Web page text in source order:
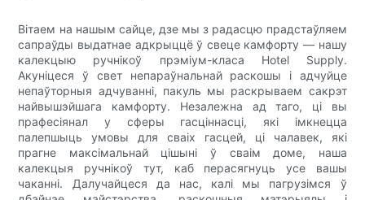
Вітаем на нашым сайце, дзе мы з радасцю прадстаўляем
сапраўды выдатнае адкрыццё ў свеце камфорту — нашу
калекцыю ручнікоў прэміум-класа Hotel Supply.
Акуніцеся ў свет непараўнальнай раскошы і адчуйце
непаўторныя адчуванні, пакуль мы раскрываем сакрэт
найвышэйшага камфорту. Незалежна ад таго, ці вы
прафесіянал у сферы гасціннасці, які імкнецца
палепшыць умовы для сваіх гасцей, ці чалавек, які
прагне максімальнай цішыні ў сваім доме, наша
калекцыя ручнікоў тут, каб перасягнуць усе вашы
чаканні. Далучайцеся да нас, калі мы пагрузімся ў